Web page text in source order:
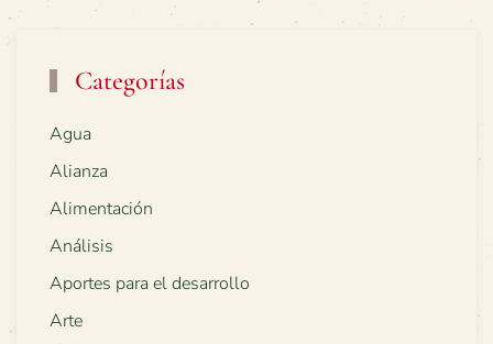
Categorías
Agua
Alianza
Alimentación
Análisis
Aportes para el desarrollo
Arte